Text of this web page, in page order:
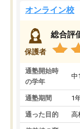
オンライン校
保護者
総合評
通塾開始時
の学年
中1
通塾期間 1
通った目的 高